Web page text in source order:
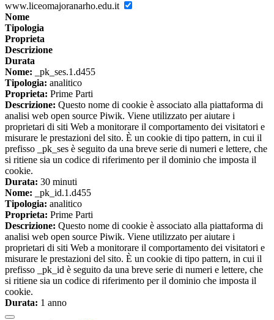
www.liceomajoranarho.edu.it
Nome
Tipologia
Proprieta
Descrizione
Durata
Nome: _pk_ses.1.d455
Tipologia: analitico
Proprieta: Prime Parti
Descrizione: Questo nome di cookie è associato alla piattaforma di
analisi web open source Piwik. Viene utilizzato per aiutare i
proprietari di siti Web a monitorare il comportamento dei visitatori e
misurare le prestazioni del sito. È un cookie di tipo pattern, in cui il
prefisso _pk_ses è seguito da una breve serie di numeri e lettere, che
si ritiene sia un codice di riferimento per il dominio che imposta il
cookie.
Durata: 30 minuti
Nome: _pk_id.1.d455
Tipologia: analitico
Proprieta: Prime Parti
Descrizione: Questo nome di cookie è associato alla piattaforma di
analisi web open source Piwik. Viene utilizzato per aiutare i
proprietari di siti Web a monitorare il comportamento dei visitatori e
misurare le prestazioni del sito. È un cookie di tipo pattern, in cui il
prefisso _pk_id è seguito da una breve serie di numeri e lettere, che
si ritiene sia un codice di riferimento per il dominio che imposta il
cookie.
Durata: 1 anno